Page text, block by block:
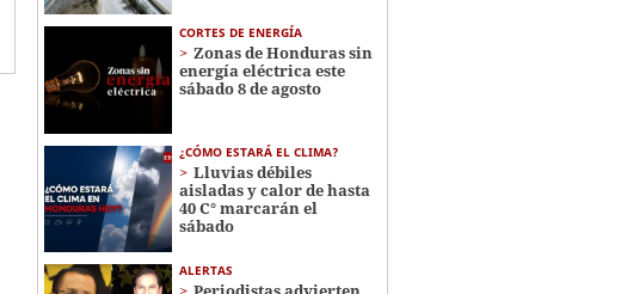
CORTES DE ENERGÍA
Zonas de Honduras sin
energía eléctrica este
sábado 8 de agosto
¿CÓMO ESTARÁ EL CLIMA?
Lluvias débiles
aisladas y calor de hasta
40 C° marcarán el
sábado
ALERTAS